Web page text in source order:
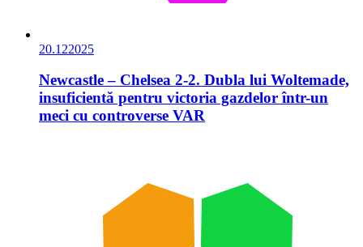
20.122025
Newcastle – Chelsea 2-2. Dubla lui Woltemade,
insuficientă pentru victoria gazdelor într-un
meci cu controverse VAR